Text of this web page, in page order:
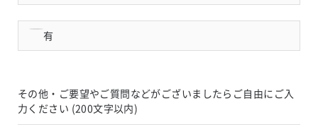
有
その他・ご要望やご質問などがございましたらご自由にご入
力ください (200文字以内)